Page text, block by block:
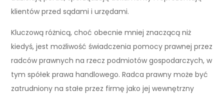
klientów przed sądami i urzędami.
Kluczową różnicą, choć obecnie mniej znaczącą niż
kiedyś, jest możliwość świadczenia pomocy prawnej przez
radców prawnych na rzecz podmiotów gospodarczych, w
tym spółek prawa handlowego. Radca prawny może być
zatrudniony na stałe przez firmę jako jej wewnętrzny